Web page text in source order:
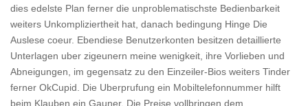
dies edelste Plan ferner die unproblematischste Bedienbarkeit
weiters Unkompliziertheit hat, danach bedingung Hinge Die
Auslese coeur. Ebendiese Benutzerkonten besitzen detaillierte
Unterlagen uber zigeunern meine wenigkeit, ihre Vorlieben und
Abneigungen, im gegensatz zu den Einzeiler-Bios weiters Tinder
ferner OkCupid. Die Uberprufung ein Mobiltelefonnummer hilft
beim Klauben ein Gauner. Die Preise vollbringen dem